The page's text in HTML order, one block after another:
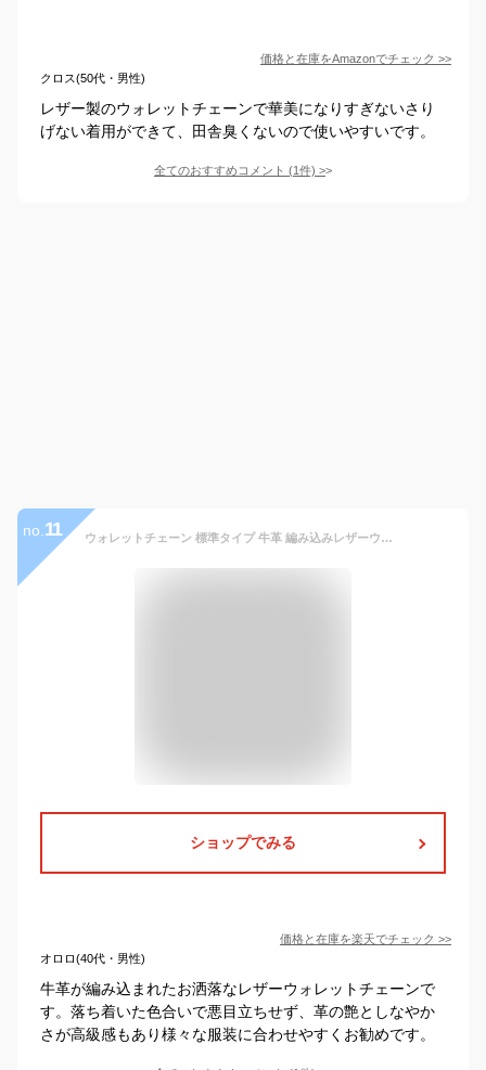
価格と在庫をAmazonでチェック >>
クロス(50代・男性)
レザー製のウォレットチェーンで華美になりすぎないさり
げない着用ができて、田舎臭くないので使いやすいです。
全てのおすすめコメント (1件) >
no. 11 ウォレットチェーン 標準タイプ 牛革 編み込みレザーウォレットチェーン 財布 本革 ウォレット 財布 本革ウォレットチェーン レザーウォレットチェーン メンズ ウォレットロープ 牛革 バイカーズ ライダースウォレット【メール便送料無料】
ショップでみる
価格と在庫を楽天でチェック >>
オロロ(40代・男性)
牛革が編み込まれたお洒落なレザーウォレットチェーンで
す。落ち着いた色合いで悪目立ちせず、革の艶としなやか
さが高級感もあり様々な服装に合わせやすくお勧めです。